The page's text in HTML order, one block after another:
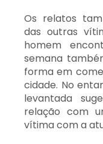
Os relatos
das outras
homem
semana
forma em
cidade. No
levantada
relação com
vítima com a